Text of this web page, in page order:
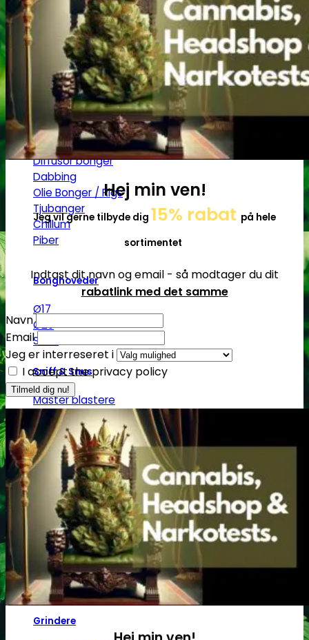
Jointrør
Skulekasser / Stashbox
Zip-poser
NO SMELL | Zip-poser
Jointbox
Bonger og piber
Standard Bonger
Percolator bonger
Diffusor bonger
Dabbing
Olie Bonger / Rigs
Tjubanger
Chillum
Piber
Bonghoveder
Ø17
Ø20
SG14
Sniff & Snus
Master blastere
Snuff Box
Snifferør
Sniffesæt
Pulverbeholdere
Pulverknusere
Digital vægte
0,1g vægte
0,01g vægte
0,001g vægte
Grindere
Hej min ven!
Jeg vil gerne tilbyde dig 15% rabat på hele
sortimentet
Indtast dit navn og email - så modtager du dit
rabatlink med det samme
Navn
Email
Jeg er interreseret i
I accept the privacy policy